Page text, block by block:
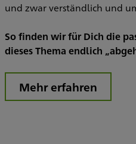
und zwar verständlich und
So finden wir für Dich die
dieses Thema endlich
Mehr erfahren